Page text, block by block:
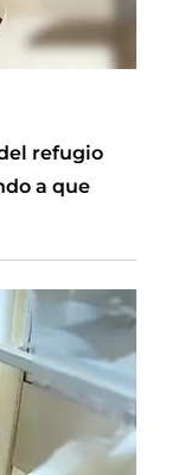
refugio
a que